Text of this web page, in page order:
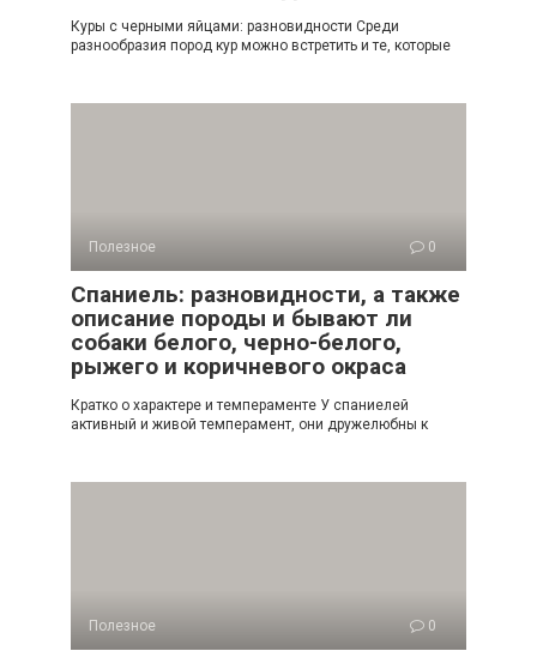
Куры с черными яйцами: разновидности Среди
разнообразия пород кур можно встретить и те, которые
Полезное 0
Спаниель: разновидности, а также
описание породы и бывают ли
собаки белого, черно-белого,
рыжего и коричневого окраса
Кратко о характере и темпераменте У спаниелей
активный и живой темперамент, они дружелюбны к
Полезное 0